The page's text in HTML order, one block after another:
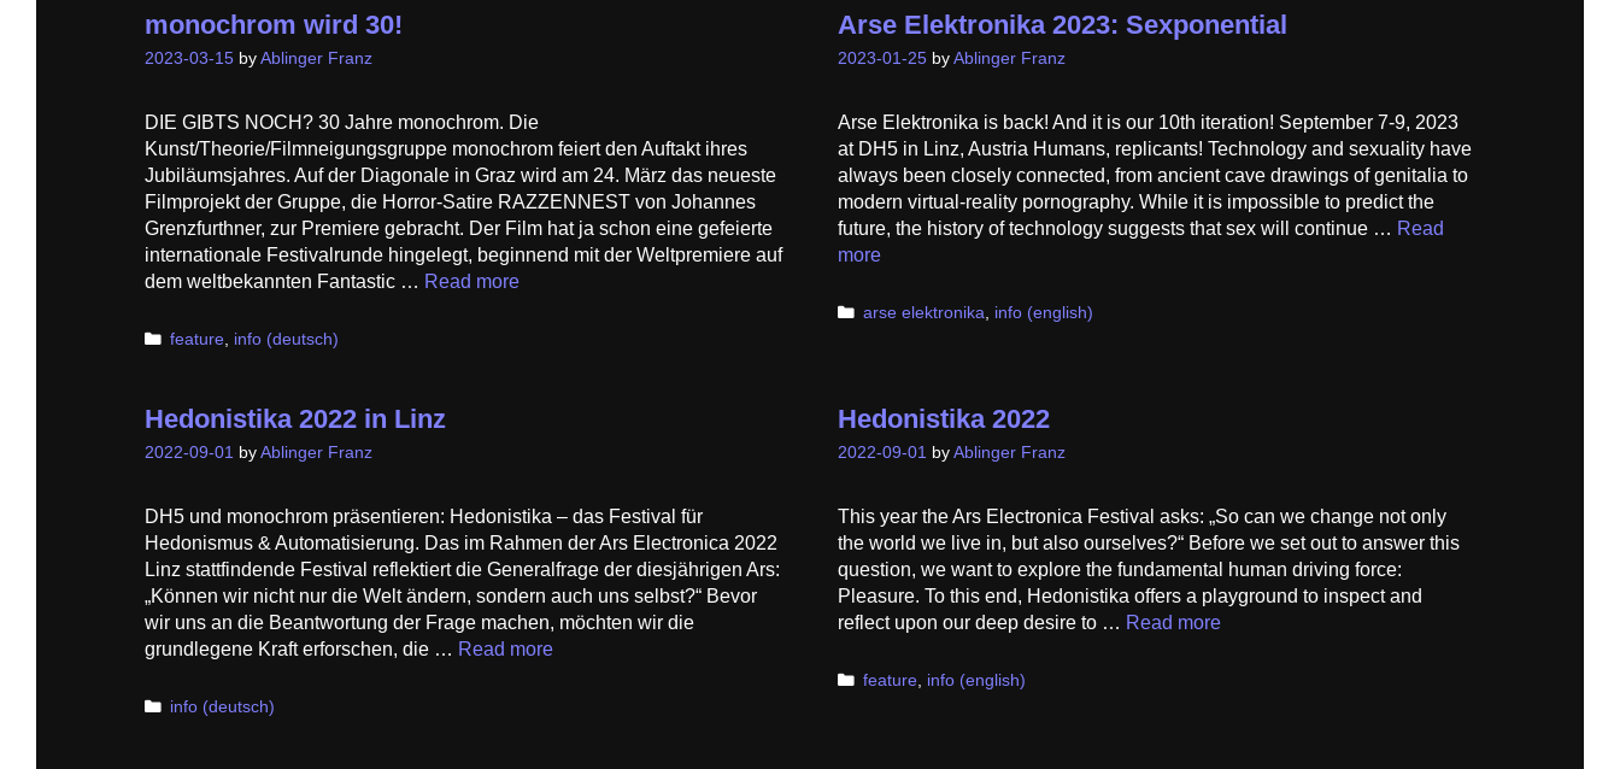
monochrom wird 30!
2023-03-15 by Ablinger Franz
DIE GIBTS NOCH? 30 Jahre monochrom. Die
Kunst/Theorie/Filmneigungsgruppe monochrom feiert den Auftakt ihres
Jubiläumsjahres. Auf der Diagonale in Graz wird am 24. März das neueste
Filmprojekt der Gruppe, die Horror-Satire RAZZENNEST von Johannes
Grenzfurthner, zur Premiere gebracht. Der Film hat ja schon eine gefeierte
internationale Festivalrunde hingelegt, beginnend mit der Weltpremiere auf
dem weltbekannten Fantastic … Read more
Categories
feature, info (deutsch)
Arse Elektronika 2023: Sexponential
2023-01-25 by Ablinger Franz
Arse Elektronika is back! And it is our 10th iteration! September 7-9, 2023
at DH5 in Linz, Austria Humans, replicants! Technology and sexuality have
always been closely connected, from ancient cave drawings of genitalia to
modern virtual-reality pornography. While it is impossible to predict the
future, the history of technology suggests that sex will continue … Read
more
Categories
arse elektronika info (english)
Hedonistika 2022 in Linz
2022-09-01 by Ablinger Franz
DH5 und monochrom präsentieren: Hedonistika – das Festival für
Hedonismus & Automatisierung. Das im Rahmen der Ars Electronica 2022
Linz stattfindende Festival reflektiert die Generalfrage der diesjährigen Ars:
„Können wir nicht nur die Welt ändern, sondern auch uns selbst?“ Bevor
wir uns an die Beantwortung der Frage machen, möchten wir die
grundlegene Kraft erforschen, die … Read more
Categories
info (deutsch)
Hedonistika 2022
2022-09-01 by Ablinger Franz
This year the Ars Electronica Festival asks: „So can we change not only
the world we live in, but also ourselves?“ Before we set out to answer this
question, we want to explore the fundamental human driving force:
Pleasure. To this end, Hedonistika offers a playground to inspect and
reflect upon our deep desire to … Read more
Categories
feature, info (english)